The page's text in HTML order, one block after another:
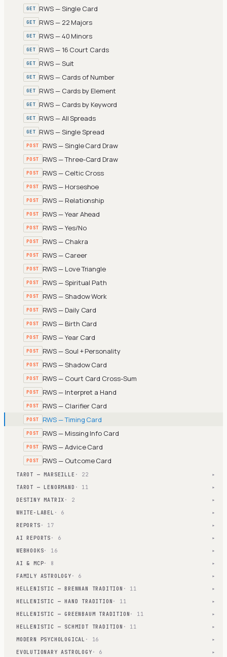
GET RWS — Single Card
GET RWS — 22 Majors
GET RWS — 40 Minors
GET RWS — 16 Court Cards
GET RWS — Suit
GET RWS — Cards of Number
GET RWS — Cards by Element
GET RWS — Cards by Keyword
GET RWS — All Spreads
GET RWS — Single Spread
POST RWS — Single Card Draw
POST RWS — Three-Card Draw
POST RWS — Celtic Cross
POST RWS — Horseshoe
POST RWS — Relationship
POST RWS — Year Ahead
POST RWS — Yes/No
POST RWS — Chakra
POST RWS — Career
POST RWS — Love Triangle
POST RWS — Spiritual Path
POST RWS — Shadow Work
POST RWS — Daily Card
POST RWS — Birth Card
POST RWS — Year Card
POST RWS — Soul + Personality
POST RWS — Shadow Card
POST RWS — Court Card Cross-Sum
POST RWS — Interpret a Hand
POST RWS — Clarifier Card
POST RWS — Timing Card
POST RWS — Missing Info Card
POST RWS — Advice Card
POST RWS — Outcome Card
TAROT — MARSEILLE · 22 ▾
TAROT — LENORMAND · 11 ▾
DESTINY MATRIX · 2 ▾
WHITE-LABEL · 6 ▾
REPORTS · 17 ▾
AI REPORTS · 6 ▾
WEBHOOKS· 16 ▾
AI & MCP· 8 ▾
FAMILY ASTROLOGY · 6 ▾
HELLENISTIC — BRENNAN TRADITION · 11 ▾
HELLENISTIC — HAND TRADITION · 11 ▾
HELLENISTIC — GREENBAUM TRADITION · 11 ▾
HELLENISTIC — SCHMIDT TRADITION · 11 ▾
MODERN PSYCHOLOGICAL · 16 ▾
EVOLUTIONARY ASTROLOGY · 6 ▾